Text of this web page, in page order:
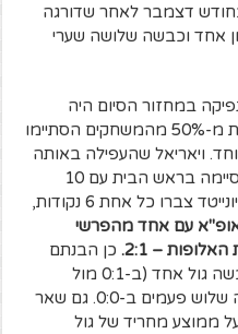
בחודש דצמבר לאחר שדורגה
אחד וכבשה שלושה שערי
במחזור הסיום היה
מעלה אותה למקום השני. לא פחות מ-50% מהמשחקים הסתיימו
ויאריאל שהעפילה באותה
עונה עד לחצי גמר ליגת האלופות סיימה בראש הבית עם 10
אופ"א עם אחד מהפרשי
– 2:1.
כן הבנתם
נכון, בסך בשישה משחקים ליל כבשה גול אחד (ב-0:1 מול
יונייטד), ספגה שניים בלבד ונפרדה שלוש פעמים ב-0:0. גם שאר
ממוצע מחריד של גול